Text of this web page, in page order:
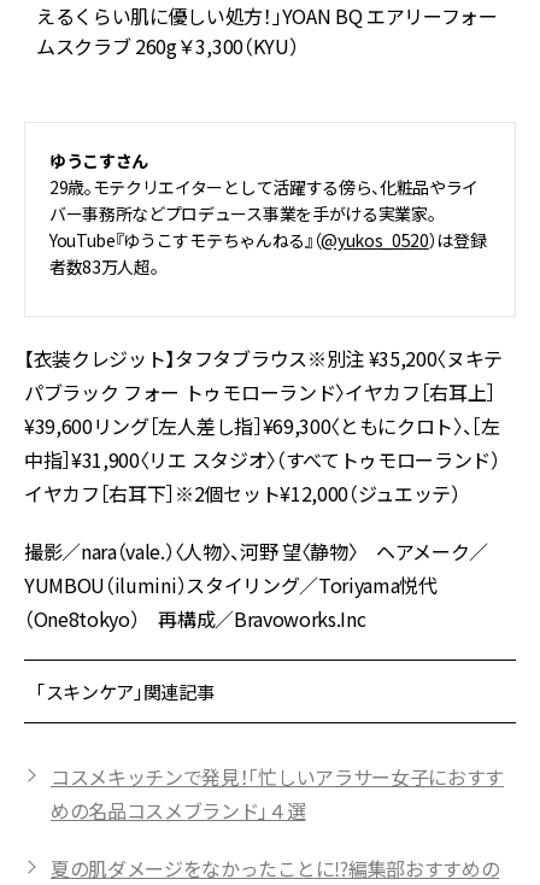
えるくらい肌に優しい処方！」YOAN BQ エアリーフォー
ムスクラブ 260g￥3,300（KYU）
ゆうこすさん
29歳。モテクリエイターとして活躍する傍ら、化粧品やライ
バー事務所などプロデュース事業を手がける実業家。
YouTube『ゆうこすモテちゃんねる』（@yukos_0520）は登録
者数83万人超。
【衣装クレジット】タフタブラウス※別注 ¥35,200〈ヌキテ
パブラック フォー トゥモローランド〉イヤカフ［右耳上］
¥39,600リング［左人差し指］¥69,300〈ともにクロト〉、［左
中指］¥31,900〈リエ スタジオ〉（すべてトゥモローランド）
イヤカフ［右耳下］※2個セット¥12,000（ジュエッテ）
撮影／nara（vale.）〈人物〉、河野 望〈静物〉 ヘアメーク／
YUMBOU（ilumini）スタイリング／Toriyama悦代
（One8tokyo） 再構成／Bravoworks.Inc
「スキンケア」関連記事
コスメキッチンで発見！「忙しいアラサー女子におすす
めの名品コスメブランド」４選
夏の肌ダメージをなかったことに⁉編集部おすすめの